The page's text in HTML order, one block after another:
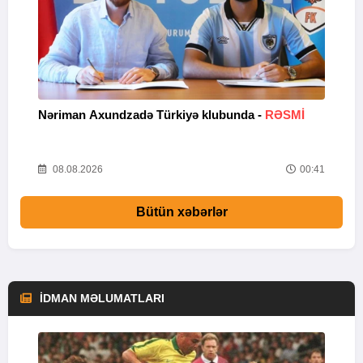
Nəriman Axundzadə Türkiyə klubunda - RƏSMİ
08.08.2026 00:41
Bütün xəbərlər
İDMAN MƏLUMATLARI